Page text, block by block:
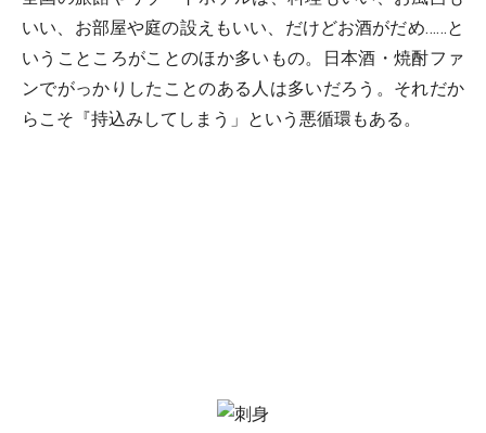
いい、お部屋や庭の設えもいい、だけどお酒がだめ……と
いうこところがことのほか多いもの。日本酒・焼酎ファ
ンでがっかりしたことのある人は多いだろう。それだか
らこそ『持込みしてしまう」という悪循環もある。